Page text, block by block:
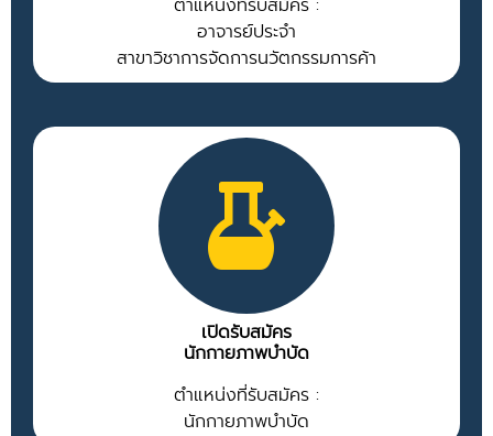
ตำแหน่งที่รับสมัคร :
อาจารย์ประจำ
สาขาวิชาการจัดการนวัตกรรมการค้า
เปิดรับสมัคร
นักกายภาพบำบัด
ตำแหน่งที่รับสมัคร :
นักกายภาพบำบัด